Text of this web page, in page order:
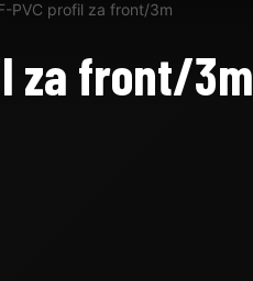
PVC profil za front/3m
za front/3m